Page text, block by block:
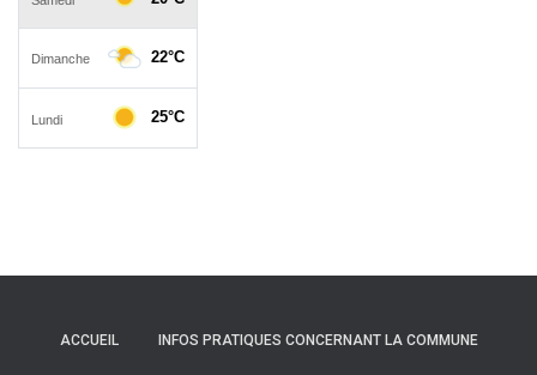
ACCUEIL INFOS PRATIQUES CONCERNANT LA COMMUNE